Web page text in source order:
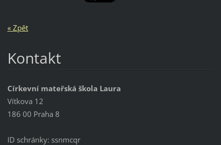
« Zpět
Kontakt
Církevní mateřská škola Laura
Vítkova 12
186 00 Praha 8
ID schránky: ssnmcqr